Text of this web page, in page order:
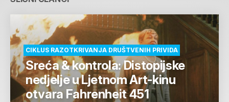
CIKLUS RAZOTKRIVANJA DRUŠTVENIH PRIVIDA
Sreća & kontrola: Distopijske
nedjelje u Ljetnom Art-kinu
otvara Fahrenheit 451